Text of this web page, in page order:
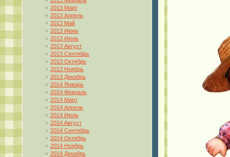
2013 Март
2013 Апрель
2013 Май
2013 Июнь
2013 Июль
2013 Август
2013 Сентябрь
2013 Октябрь
2013 Ноябрь
2013 Декабрь
2014 Январь
2014 Февраль
2014 Март
2014 Апрель
2014 Июль
2014 Август
2014 Сентябрь
2014 Октябрь
2014 Ноябрь
2014 Декабрь